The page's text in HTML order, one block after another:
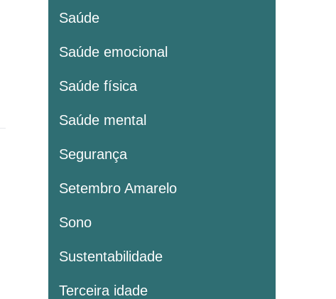
Saúde
Saúde emocional
Saúde física
Saúde mental
Segurança
Setembro Amarelo
Sono
Sustentabilidade
Terceira idade